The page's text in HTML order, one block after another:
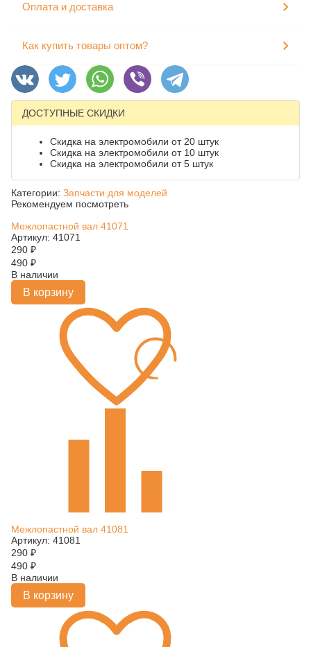
Оплата и доставка
Как купить товары оптом?
ДОСТУПНЫЕ СКИДКИ
Скидка на электромобили от 20 штук
Скидка на электромобили от 10 штук
Скидка на электромобили от 5 штук
Категории: Запчасти для моделей
Рекомендуем посмотреть
Межлопастной вал 41071
Артикул: 41071
290 ₽
490 ₽
В наличии
В корзину
Межлопастной вал 41081
Артикул: 41081
290 ₽
490 ₽
В наличии
В корзину